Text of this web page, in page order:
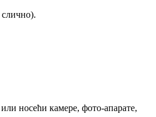
слично).
носећи камере, фото-апарате,